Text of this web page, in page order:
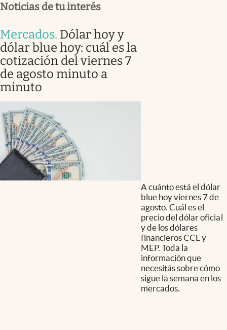
Noticias de tu interés
Mercados. Dólar hoy y
dólar blue hoy: cuál es la
cotización del viernes 7
de agosto minuto a
minuto
A cuánto está el dólar
blue hoy viernes 7 de
agosto. Cuál es el
precio del dólar oficial
y de los dólares
financieros CCL y
MEP. Toda la
información que
necesitás sobre cómo
sigue la semana en los
mercados.